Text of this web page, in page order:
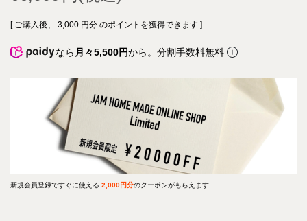
[ ご購入後、 3,000 円分 のポイントを獲得できます ]
なら 月々5,500円から。分割手数料無料
新規会員登録ですぐに使える 2,000円分のクーポンがもらえます